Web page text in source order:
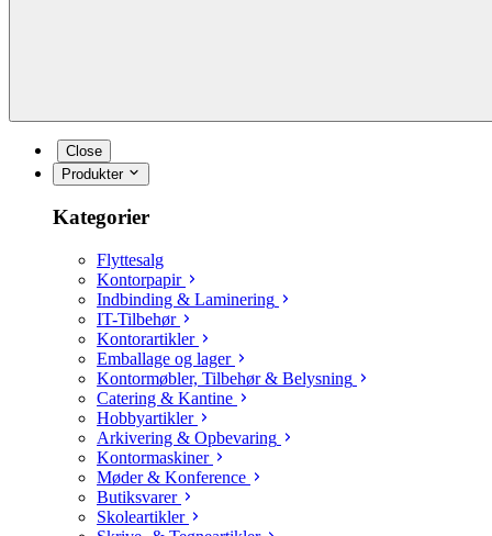
Close
Produkter
Kategorier
Flyttesalg
Kontorpapir
Indbinding & Laminering
IT-Tilbehør
Kontorartikler
Emballage og lager
Kontormøbler, Tilbehør & Belysning
Catering & Kantine
Hobbyartikler
Arkivering & Opbevaring
Kontormaskiner
Møder & Konference
Butiksvarer
Skoleartikler